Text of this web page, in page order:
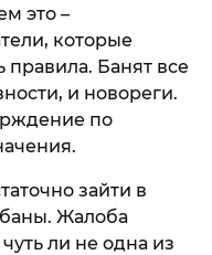
это –
которые
правила. Банят все
и новореги.
по
зайти в
Жалоба
ли не одна из